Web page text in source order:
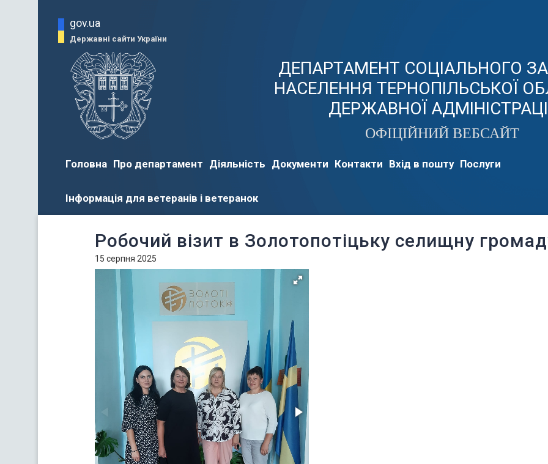
gov.ua
Державні сайти України
ДЕПАРТАМЕНТ СОЦІАЛЬНОГО
НАСЕЛЕННЯ ТЕРНОПІЛЬСЬКОЇ
ДЕРЖАВНОЇ
ОФІЦІЙНИЙ ВЕБСАЙТ
Головна Про департамент Діяльність Документи Контакти Вхід в пошту Послуги
Інформація для ветеранів і ветеранок
Робочий візит в Золотопотіцьку селищну
15 серпня 2025